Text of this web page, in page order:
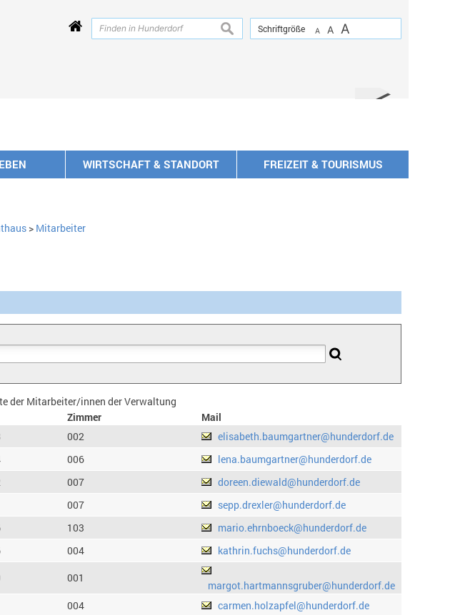
Schriftgröße A A A
suchen
WIRTSCHAFT & STANDORT FREIZEIT & TOURISMUS
> Mitarbeiter
der Mitarbeiter/innen der Verwaltung
Zimmer
Mail
002
elisabeth.baumgartner@hunderdorf.de
006
lena.baumgartner@hunderdorf.de
007
doreen.diewald@hunderdorf.de
007
sepp.drexler@hunderdorf.de
103
mario.ehrnboeck@hunderdorf.de
004
kathrin.fuchs@hunderdorf.de
001
margot.hartmannsgruber@hunderdorf.de
004
carmen.holzapfel@hunderdorf.de